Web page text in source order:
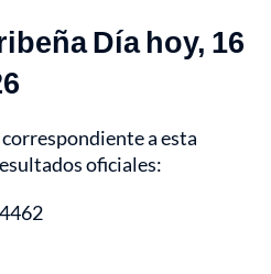
Día hoy, 16
a esta
oficiales:
4462